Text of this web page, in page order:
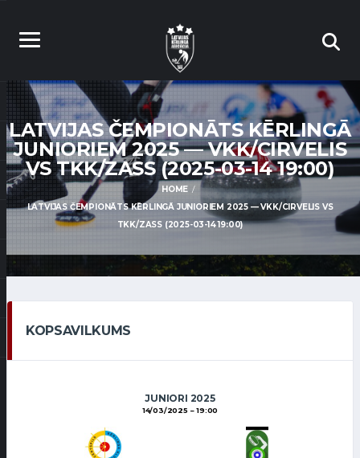
LATVIJAS ČEMPIONĀTS KĒRLINGĀ
JUNIORIEM 2025 — VKK/CIRVELIS
VS TKK/ZASS (2025-03-14 19:00)
HOME
LATVIJAS ČEMPIONĀTS KĒRLINGĀ JUNIORIEM 2025 — VKK/CIRVELIS VS
TKK/ZASS (2025-03-14 19:00)
KOPSAVILKUMS
JUNIORI 2025
14/03/2025 19:00